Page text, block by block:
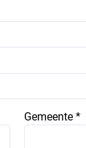
Gemeente *